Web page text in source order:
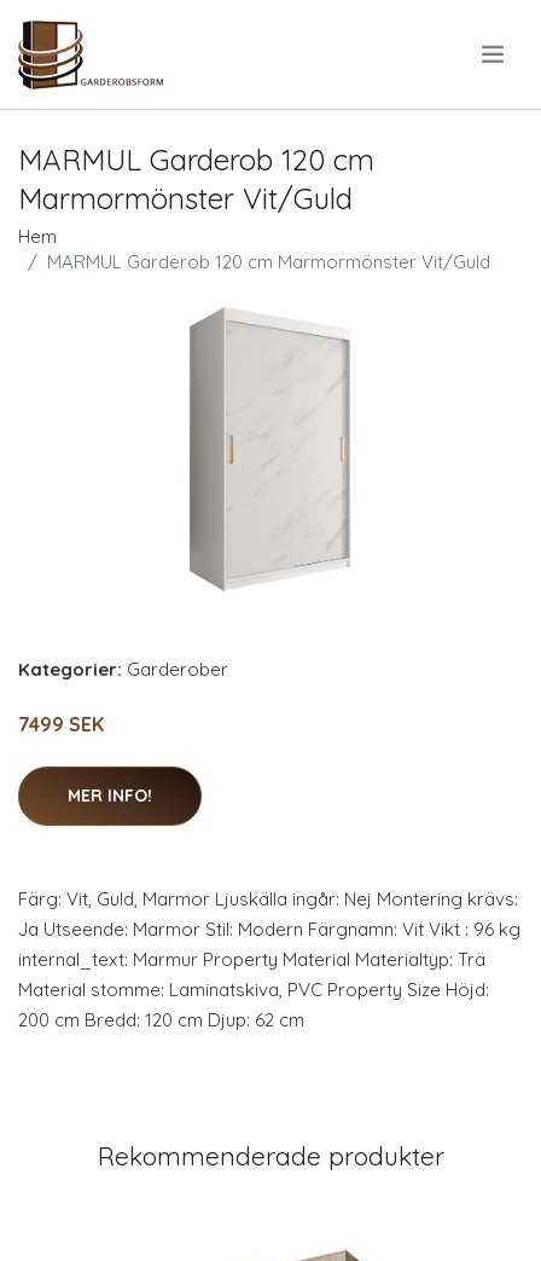
MARMUL Garderob 120 cm
Marmormönster Vit/Guld
Hem
MARMUL Garderob 120 cm Marmormönster Vit/Guld
Kategorier: Garderober
7499 SEK
MER INFO!
Färg: Vit, Guld, Marmor Ljuskälla ingår: Nej Montering krävs:
Ja Utseende: Marmor Stil: Modern Färgnamn: Vit Vikt : 96 kg
internal_text: Marmur Property Material Materialtyp: Trä
Material stomme: Laminatskiva, PVC Property Size Höjd:
200 cm Bredd: 120 cm Djup: 62 cm
Rekommenderade produkter